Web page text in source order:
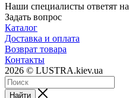
Наши специалисты ответят
Задать вопрос
Каталог
Доставка и оплата
Возврат товара
Контакты
2026 © LUSTRA.kiev.ua
Найти